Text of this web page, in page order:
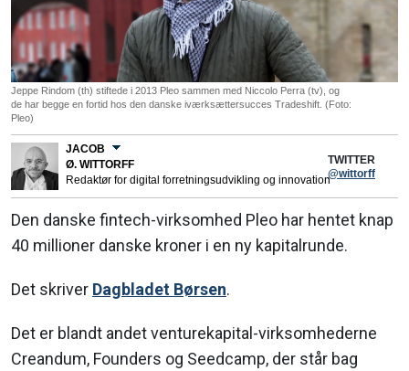
Jeppe Rindom (th) stiftede i 2013 Pleo sammen med Niccolo Perra (tv), og
de har begge en fortid hos den danske iværksættersucces Tradeshift. (Foto:
Pleo)
JACOB
Ø. WITTORFF
Redaktør for digital forretningsudvikling og innovation
TWITTER
@wittorff
Den danske fintech-virksomhed Pleo har hentet knap
40 millioner danske kroner i en ny kapitalrunde.
Det skriver Dagbladet Børsen.
Det er blandt andet venturekapital-virksomhederne
Creandum, Founders og Seedcamp, der står bag